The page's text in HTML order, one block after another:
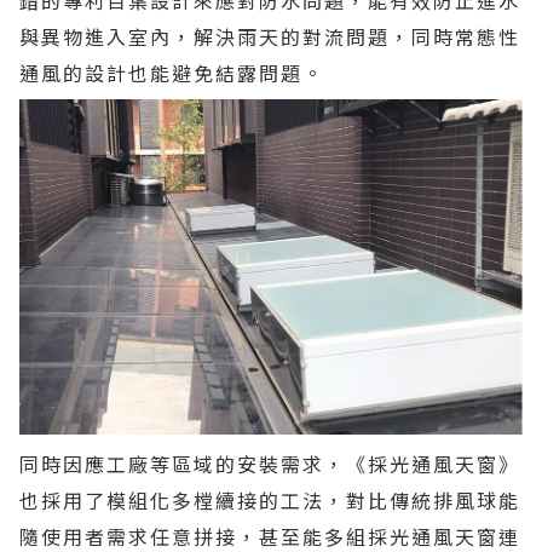
與異物進入室內，解決雨天的對流問題，同時常態性
通風的設計也能避免結露問題。
同時因應工廠等區域的安裝需求，《採光通風天窗》
也採用了模組化多樘續接的工法，對比傳統排風球能
隨使用者需求任意拼接，甚至能多組採光通風天窗連